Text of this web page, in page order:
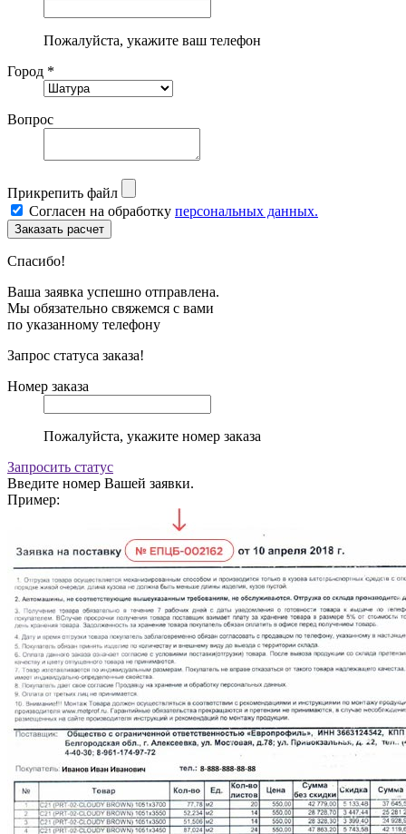
Пожалуйста, укажите ваш телефон
Город *
Вопрос
Прикрепить файл
Согласен на обработку персональных данных.
Спасибо!
Ваша заявка успешно отправлена.
Мы обязательно свяжемся с вами
по указанному телефону
Запрос статуса заказа!
Номер заказа
Пожалуйста, укажите номер заказа
Запросить статус
Введите номер Вашей заявки.
Пример: